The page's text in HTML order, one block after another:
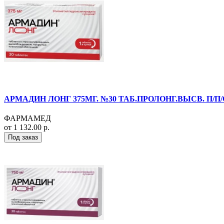
АРМАДИН ЛОНГ 375МГ. №30 ТАБ.ПРОЛОНГ.ВЫСВ. П/
ФАРМАМЕД
от 1 132.00 р.
Под заказ